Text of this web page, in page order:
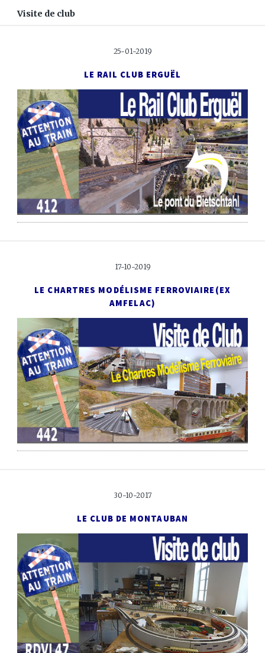
Visite de club
25-01-2019
LE RAIL CLUB ERGUËL
17-10-2019
LE CHARTRES MODÉLISME FERROVIAIRE (EX
AMFELAC)
30-10-2017
LE CLUB DE MONTAUBAN